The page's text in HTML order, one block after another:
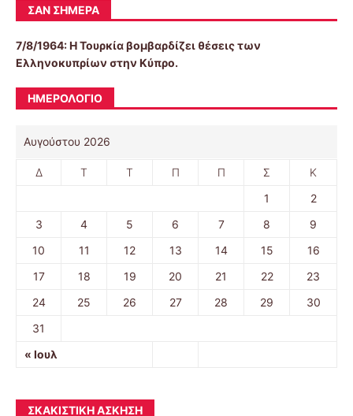
ΣΑΝ ΣΉΜΕΡΑ
7/8/1964: Η Τουρκία βομβαρδίζει θέσεις των
Ελληνοκυπρίων στην Κύπρο.
ΗΜΕΡΟΛΌΓΙΟ
Αυγούστου 2026
Δ Τ Τ Π Π Σ Κ
« Ιουλ
1
2
3
4 5 6 7 8
9
10
11 12 13 14 15
16
17
18 19 20 21 22
23
24
25 26 27 28 29
30
31
ΣΚΑΚΙΣΤΙΚΉ ΆΣΚΗΣΗ